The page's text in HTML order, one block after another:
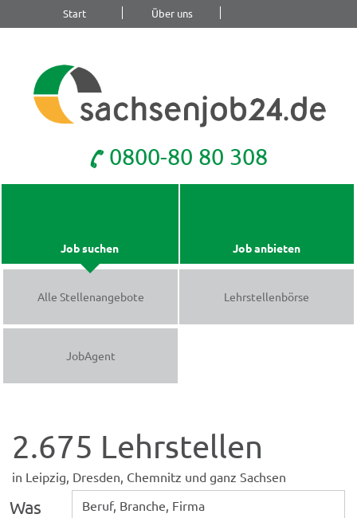
Start
Über uns
0800-80 80 308
Job suchen Job anbieten
Alle Stellenangebote Lehrstellenbörse
JobAgent
2.675 Lehrstellen
in Leipzig, Dresden, Chemnitz und ganz Sachsen
Was